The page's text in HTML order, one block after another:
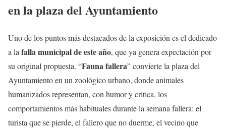
en la plaza del Ayuntamiento
Uno de los puntos más destacados de la exposición es el dedicado
a la falla municipal de este año, que ya genera expectación por
su original propuesta. “Fauna fallera” convierte la plaza del
Ayuntamiento en un zoológico urbano, donde animales
humanizados representan, con humor y crítica, los
comportamientos más habituales durante la semana fallera: el
turista que se pierde, el fallero que no duerme, el vecino que